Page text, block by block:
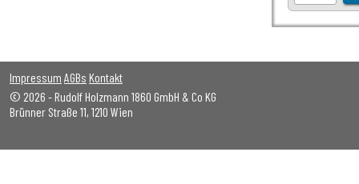
Impressum AGBs Kontakt
© 2026 - Rudolf Holzmann 1860 GmbH & Co KG
Brünner Straße 11, 1210 Wien